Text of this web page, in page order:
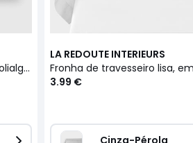
Fronha de almofada em polialgodão, com folho, Scenario
LA REDOUTE INTERIEURS
3.99 €
Cinza-Pérola